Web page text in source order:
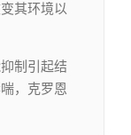
其环境以
制引起结
，克罗恩